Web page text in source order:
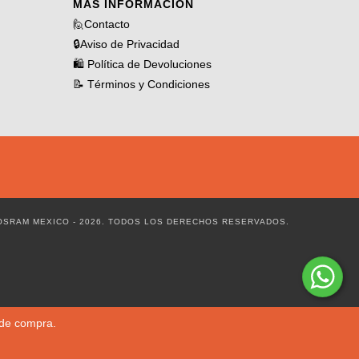
compra.
MÁS INFORMACIÓN
🙋Contacto
🔒Aviso de Privacidad
🛍️ Política de Devoluciones
📝 Términos y Condiciones
MEXICO - 2026. TODOS LOS DERECHOS RESERVADOS.